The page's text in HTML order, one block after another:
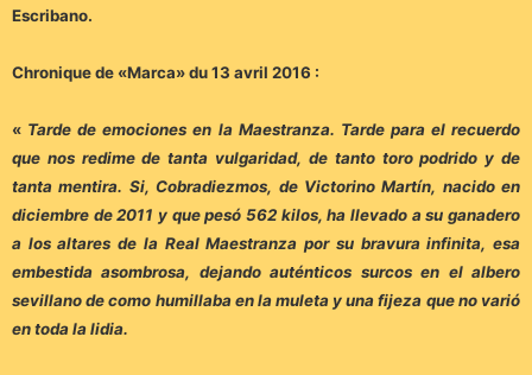
Escribano.
Chronique de «Marca» du 13 avril 2016 :
« Tarde de emociones en la Maestranza. Tarde para el recuerdo
que nos redime de tanta vulgaridad, de tanto toro podrido y de
tanta mentira. Si, Cobradiezmos, de Victorino Martín, nacido en
diciembre de 2011 y que pesó 562 kilos, ha llevado a su ganadero
a los altares de la Real Maestranza por su bravura infinita, esa
embestida asombrosa, dejando auténticos surcos en el albero
sevillano de como humillaba en la muleta y una fijeza que no varió
en toda la lidia.